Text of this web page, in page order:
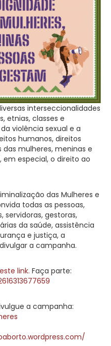
interseccionalidades
etnias, classes e
violência sexual e a
humanos, direitos
das mulheres, meninas e
em especial, o direito ao
das Mulheres e
todas as pessoas,
servidoras, gestoras,
da saúde, assistência
e justiça, a
a campanha.
link. Faça parte:
a campanha: